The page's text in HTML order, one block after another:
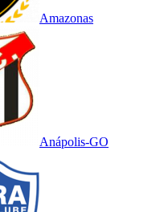
Amazonas
Anápolis-GO